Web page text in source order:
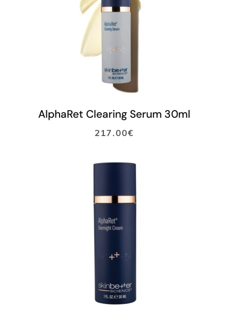
LISÄÄ OSTOSKORIIN
AlphaRet Clearing Serum 30ml
217.00€